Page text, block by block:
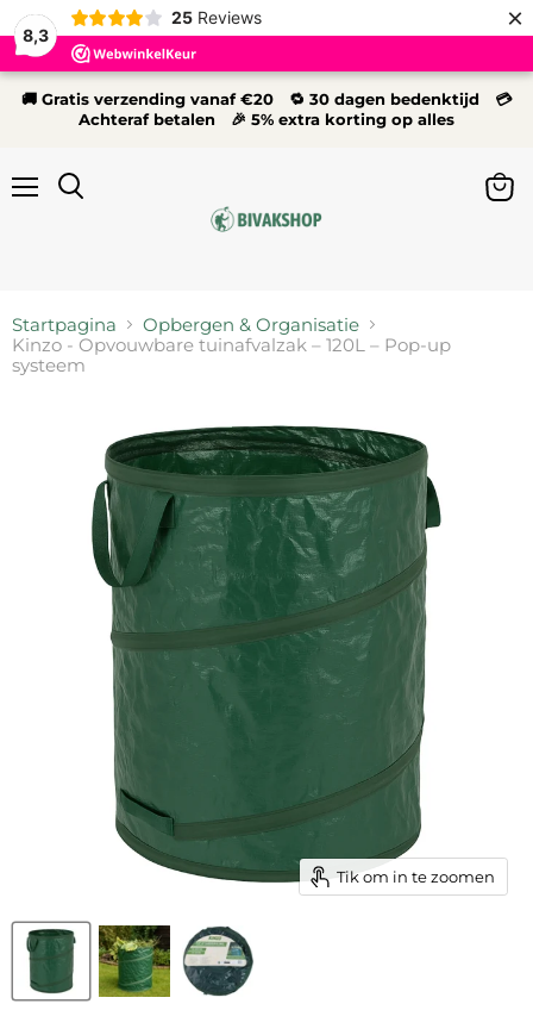
8,3
25 Reviews ×
🚚 Gratis verzending vanaf €20 🔁 30 dagen bedenktijd 💳
Achteraf betalen 🎉 5% extra korting op alles
Startpagina
Opbergen & Organisatie
Kinzo - Opvouwbare tuinafvalzak – 120L – Pop-up
systeem
Tik om in te zoomen